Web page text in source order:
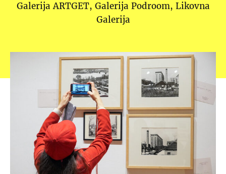
Galerija ARTGET Galerija Podroom Likovna
Galerija